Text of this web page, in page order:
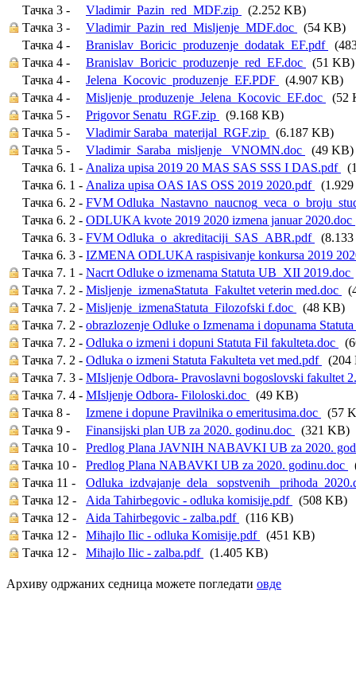
Тачка 3 -
Vladimir_Pazin_red_MDF.zip
(2.252 KB)
Тачка 3 -
Vladimir_Pazin_red_Misljenje_MDF.doc
(54 KB)
Тачка 4 -
Branislav_Boricic_produzenje_dodatak_EF.pdf
Тачка 4 -
Branislav_Boricic_produzenje_red_EF.doc
(51 KB)
Тачка 4 -
Jelena_Kocovic_produzenje_EF.PDF
(4.907 KB)
Тачка 4 -
Misljenje_produzenje_Jelena_Kocovic_EF.doc
(52
Тачка 5 -
Prigovor Senatu_RGF.zip
(9.168 KB)
Тачка 5 -
Vladimir Saraba_materijal_RGF.zip
(6.187 KB)
Тачка 5 -
Vladimir_Saraba_misljenje_ VNOMN.doc
(49 KB)
Тачка 6. 1 - Analiza upisa 2019 20 MAS SAS SSS I DAS.pdf
Тачка 6. 1 - Analiza upisa OAS IAS OSS 2019 2020.pdf
Тачка 6. 2 - FVM
Тачка 6. 2 - ODLUKA kvote 2019 2020 izmena januar 2020.doc
Тачка 6. 3 - FVM Odluka_o_akreditaciji_SAS_ABR.pdf
Тачка 6. 3 - IZMENA ODLUKA raspisivanje konkursa 2019
Тачка 7. 1 - Nacrt Odluke o izmenama Statuta UB_XII 2019.doc
Тачка 7. 2 - Misljenje_izmenaStatuta_Fakultet veterin med.doc
Тачка 7. 2 - Misljenje_izmenaStatuta_Filozofski f.doc
(48 KB)
Тачка 7. 2 - obrazlozenje Odluke o Izmenama i dopunama
Тачка 7. 2 - Odluka o izmeni i dopuni Statuta Fil fakulteta.doc
Тачка 7. 2 - Odluka o izmeni Statuta Fakulteta vet med.pdf
(204
Тачка 7. 3 - MIsljenje Odbora- Pravoslavni bogoslovski fakultet
Тачка 7. 4 - MIsljenje Odbora- Filoloski.doc
(49 KB)
Тачка 8 -
Izmene i dopune Pravilnika o emeritusima.doc
(57
Тачка 9 -
Finansijski plan UB za 2020. godinu.doc
(321 KB)
Тачка 10 -
Predlog Plana JAVNIH NABAVKI UB za 2020.
Тачка 10 -
Predlog Plana NABAVKI UB za 2020. godinu.doc
Тачка 11 -
Odluka_izdvajanje_dela_ sopstvenih_
Тачка 12 -
Aida Tahirbegovic - odluka komisije.pdf
(508 KB)
Тачка 12 -
Aida Tahirbegovic - zalba.pdf
(116 KB)
Тачка 12 -
Mihajlo Ilic - odluka Komisije.pdf
(451 KB)
Тачка 12 -
Mihajlo Ilic - zalba.pdf (1.405 KB)
Архиву одржаних седница можете погледати овде